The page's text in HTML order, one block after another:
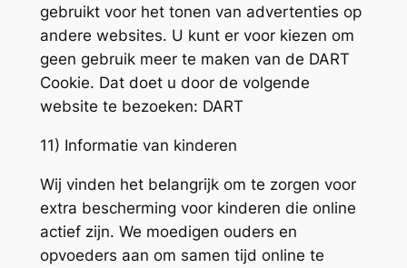
gebruikt voor het tonen van advertenties op
andere websites. U kunt er voor kiezen om
geen gebruik meer te maken van de DART
Cookie. Dat doet u door de volgende
website te bezoeken: DART
11) Informatie van kinderen
Wij vinden het belangrijk om te zorgen voor
extra bescherming voor kinderen die online
actief zijn. We moedigen ouders en
opvoeders aan om samen tijd online te